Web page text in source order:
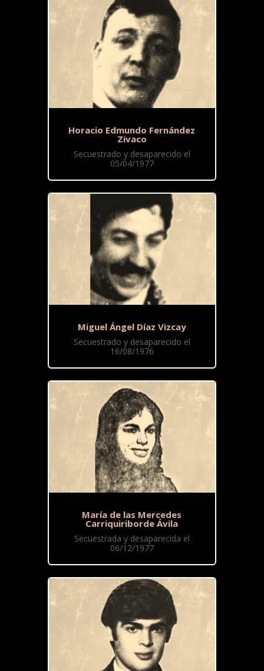
Horacio Edmundo Fernández
Zivaco
Secuestrado y desaparecido el
05/04/1977
Miguel Ángel Díaz Vizcay
Secuestrado y desaparecido el
16/08/1976
María de las Mercedes
Carriquiriborde Ávila
Secuestrada y desaparecida el
06/12/1977